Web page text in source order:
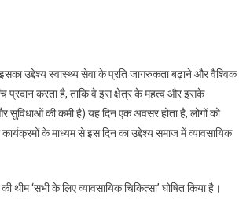
उद्देश्य स्वास्थ्य सेवा के प्रति जागरुकता बढ़ाने और वैश्विक
प्रदान करता है, ताकि वे इस क्षेत्र के महत्व और इसके
की कमी है) यह दिन एक अवसर होता है, लोगों को
के माध्यम से इस दिन का उद्देश्य समाज में व्यावसायिक
‘सभी के लिए व्यावसायिक चिकित्सा’ घोषित किया है।